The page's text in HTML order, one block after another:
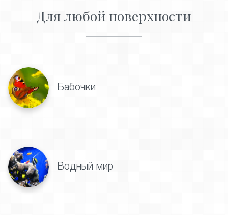
Для любой поверхности
Бабочки
Водный мир